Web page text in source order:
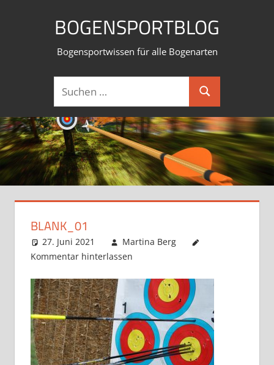
BOGENSPORTBLOG
Bogensportwissen für alle Bogenarten
Suchen
nach:
Suchen
BLANK_01
27. Juni 2021
Martina Berg
Kommentar hinterlassen